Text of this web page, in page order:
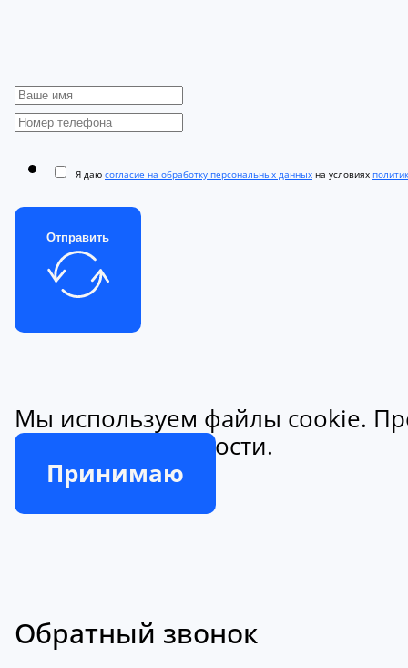
Я даю согласие на обработку персональных данных на условиях
Отправить
Мы используем файлы cookie.
конфиденциальности.
Принимаю
Обратный звонок